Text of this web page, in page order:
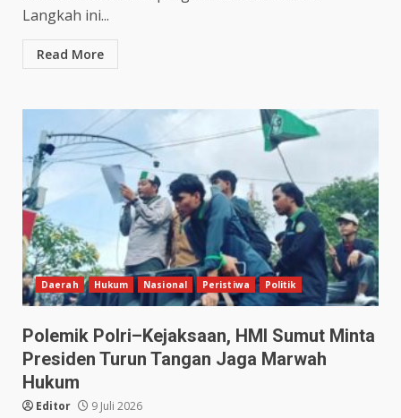
Langkah ini...
Read More
Daerah Hukum Nasional Peristiwa Politik
Polemik Polri–Kejaksaan, HMI Sumut Minta
Presiden Turun Tangan Jaga Marwah
Hukum
Editor 9 Juli 2026